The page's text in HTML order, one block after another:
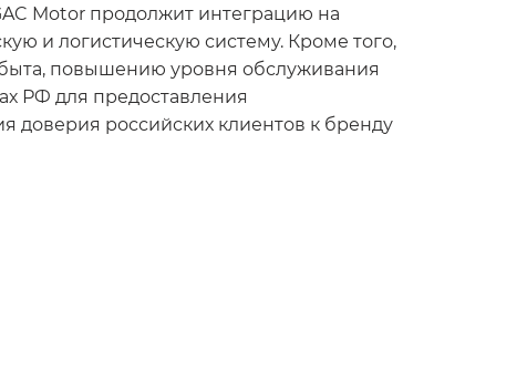
Motor продолжит интеграцию на
и логистическую систему. Кроме того,
повышению уровня обслуживания
РФ для предоставления
доверия российских клиентов к бренду